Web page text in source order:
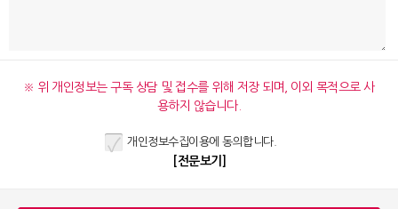
※ 위 개인정보는 구독 상담 및 접수를 위해 저장 되며, 이외 목적으로 사
용하지 않습니다.
개인정보수집이용에 동의합니다.
[전문보기]